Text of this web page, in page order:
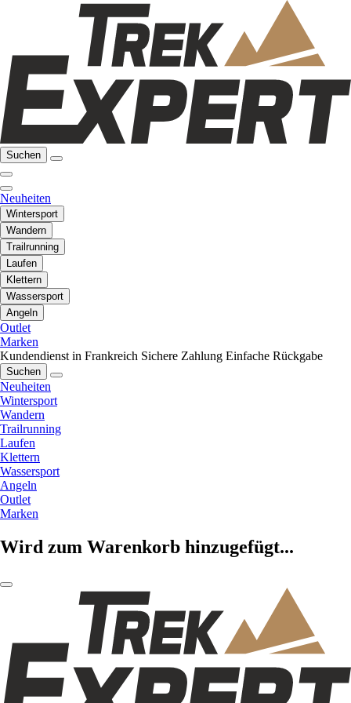
Suchen
Neuheiten
Wintersport
Wandern
Trailrunning
Laufen
Klettern
Wassersport
Angeln
Outlet
Marken
Kundendienst in Frankreich Sichere Zahlung Einfache Rückgabe
Suchen
Neuheiten
Wintersport
Wandern
Trailrunning
Laufen
Klettern
Wassersport
Angeln
Outlet
Marken
Wird zum Warenkorb hinzugefügt...